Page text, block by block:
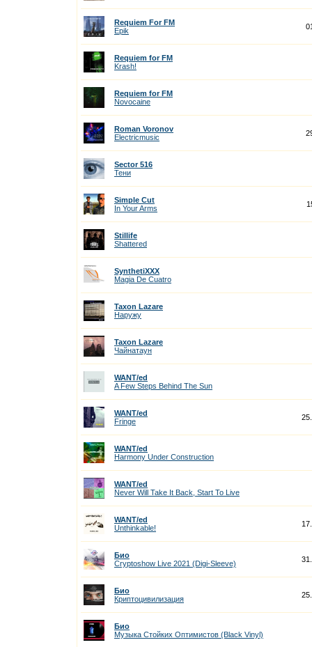
Requiem For FM
Epik
Requiem for FM
Krash!
Requiem for FM
Novocaine
Roman Voronov
Electricmusic
Sector 516
Тени
Simple Cut
In Your Arms
Stillife
Shattered
SynthetiXXX
Magia De Cuatro
Taxon Lazare
Наружу
Taxon Lazare
Чайнатаун
WANT/ed
A Few Steps Behind The Sun
WANT/ed
Fringe
WANT/ed
Harmony Under Construction
WANT/ed
Never Will Take It Back, Start To Live
WANT/ed
Unthinkable!
Био
Cryptoshow Live 2021 (Digi-Sleeve)
Био
Криптоцивилизация
Био
Музыка Стойких Оптимистов (Black Vinyl)